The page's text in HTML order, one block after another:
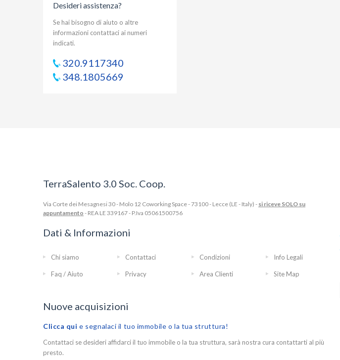
Desideri assistenza?
Se hai bisogno di aiuto o altre
informazioni contattaci ai numeri
indicati.
320.9117340
348.1805669
TerraSalento 3.0 Soc. Coop.
Via Corte dei Mesagnesi 30 - Molo 12 Coworking Space - 73100 - Lecce (LE - Italy) - si riceve SOLO su
appuntamento - REA LE 339167 - P.Iva 05061500756
Dati & Informazioni
Chi siamo Contattaci Condizioni Info Legali
Faq / Aiuto Privacy Area Clienti Site Map
Nuove acquisizioni
Clicca qui e segnalaci il tuo immobile o la tua struttura!
Contattaci se desideri affidarci il tuo immobile o la tua struttura, sarà nostra cura contattarti al più
presto.